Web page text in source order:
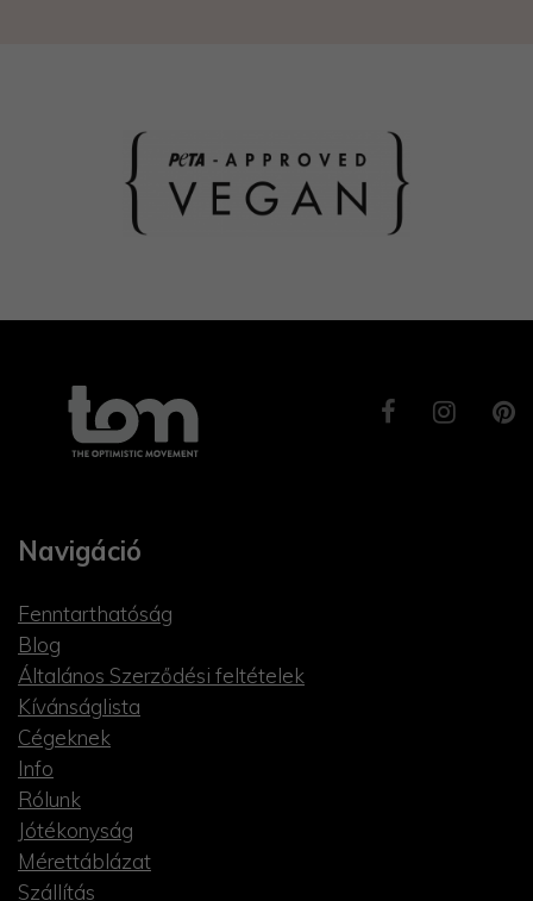
Navigáció
Fenntarthatóság
Blog
Általános Szerződési feltételek
Kívánságlista
Cégeknek
Info
Rólunk
Jótékonyság
Mérettáblázat
Szállítás